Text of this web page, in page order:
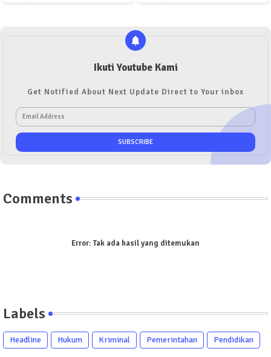
Ikuti Youtube Kami
Get Notified About Next Update Direct to Your inbox
Comments
Error:Tak ada hasil yang ditemukan
Labels
Headline Hukum Kriminal Pemerintahan Pendidikan